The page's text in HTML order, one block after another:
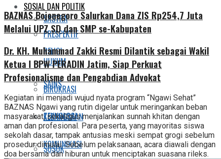
SOSIAL DAN POLITIK
PRESPEKTIF
HUKUM
BIROKRASI
KEBANGSAAN
KOMUNIKASI
SASTRA
RELIGI
SAINS
TEKNOLOGI
SOSOK
BAZNAS Bojonegoro Salurkan Dana ZIS Rp254,7 Juta
Melalui UPZ SD dan SMP se-Kabupaten
Dr. KH. Muhammad Zakki Resmi Dilantik sebagai Wakil
Ketua I BPW PERADIN Jatim, Siap Perkuat
Profesionalisme dan Pengabdian Advokat
Kegiatan ini menjadi wujud nyata program “Ngawi Sehat”
BAZNAS Ngawi yang rutin digelar untuk meringankan beban
masyarakat, sekaligus menjalankan sunnah khitan dengan
aman dan profesional. Para peserta, yang mayoritas siswa
sekolah dasar, tampak antusias meski sempat grogi sebelum
prosedur dimulai. Sebelum pelaksanaan, acara diawali dengan
doa bersama dan hiburan untuk menciptakan suasana rileks.